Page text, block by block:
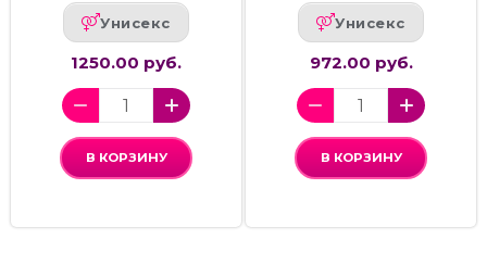
Унисекс
1250.00 руб.
В КОРЗИНУ
Унисекс
972.00 руб.
В КОРЗИНУ